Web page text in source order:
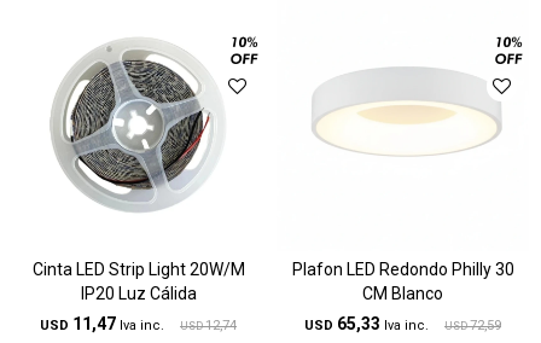
Cinta LED Strip Light 20W/M
IP20 Luz Cálida
USD 11,47 USD 12,74
Plafon LED Redondo Philly 30
CM Blanco
USD 65,33 USD 72,59